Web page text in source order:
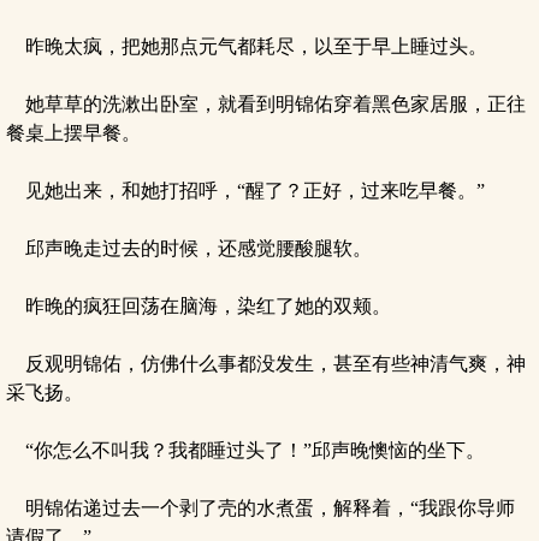
昨晚太疯，把她那点元气都耗尽，以至于早上睡过头。
她草草的洗漱出卧室，就看到明锦佑穿着黑色家居服，正往
餐桌上摆早餐。
见她出来，和她打招呼，“醒了？正好，过来吃早餐。”
邱声晚走过去的时候，还感觉腰酸腿软。
昨晚的疯狂回荡在脑海，染红了她的双颊。
反观明锦佑，仿佛什么事都没发生，甚至有些神清气爽，神
采飞扬。
“你怎么不叫我？我都睡过头了！”邱声晚懊恼的坐下。
明锦佑递过去一个剥了壳的水煮蛋，解释着，“我跟你导师
请假了。”